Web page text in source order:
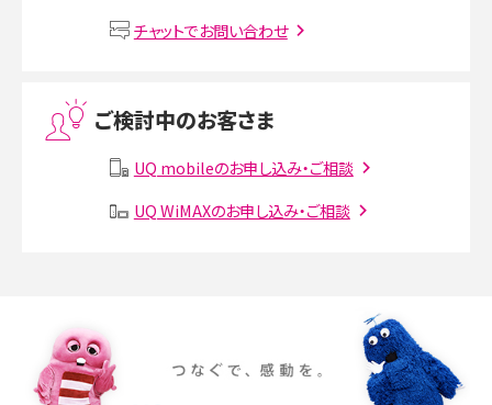
VPN接続とは？仕組みや必要性、メリット・デメリット、接続方法を解説
Instagram（インスタグラム）でスクショするとバレる？バレるケースや撮り方も解
SMSとは？料金やできること、注意点や届かない時の対処法を解説
iPhone 16eとiPhone SE（第3世代）の違いは？サイズやスペックを比較して解説
iPhone 16eとiPhone 14を徹底比較！スペック・機能の違いをわかりやすく紹介
チャットでお問い合わせ
ご検討中のお客さま
UQ mobileのお申し込み・ご相談
UQ WiMAXのお申し込み・ご相談